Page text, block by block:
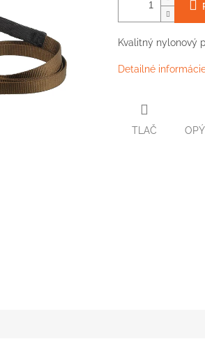
Kvalitný nylonový
Detailné
TLAČ